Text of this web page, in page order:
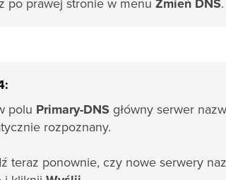
po prawej stronie w menu Zmień DNS.
polu Primary-DNS główny serwer
rozpoznany.
teraz ponownie, czy nowe serwery